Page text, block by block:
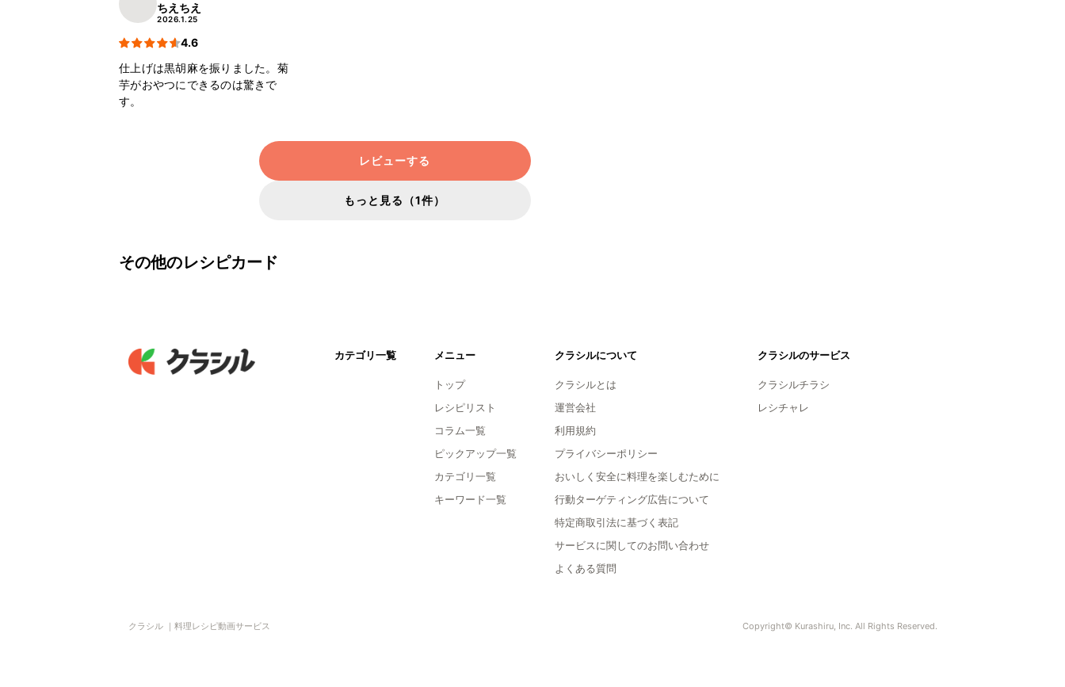
ちえちえ
2026.1.25
4.6
仕上げは黒胡麻を振りました。菊
芋がおやつにできるのは驚きで
す。
レビューする
もっと見る（1件）
その他のレシピカード
カテゴリ一覧 メニュー
トップ
レシピリスト
コラム一覧
ピックアップ一覧
カテゴリ一覧
キーワード一覧
クラシルについて
クラシルとは
運営会社
利用規約
プライバシーポリシー
おいしく安全に料理を楽しむために
行動ターゲティング広告について
特定商取引法に基づく表記
サービスに関してのお問い合わせ
よくある質問
クラシルのサービス
クラシルチラシ
レシチャレ
クラシル ｜料理レシピ動画サービス Copyright© Kurashiru, Inc. All Rights Reserved.